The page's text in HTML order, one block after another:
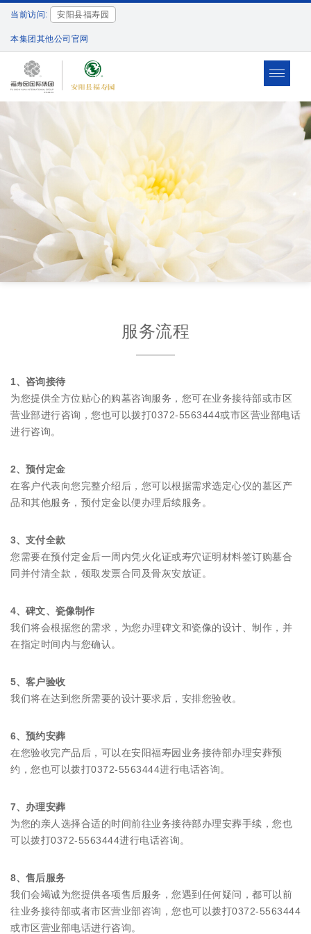
当前访问: 安阳县福寿园
本集团其他公司官网
Toggle
服务流程
1、咨询接待
为您提供全方位贴心的购墓咨询服务，您可在业务接待部或市区
营业部进行咨询，您也可以拨打0372-5563444或市区营业部电话
进行咨询。
2、预付定金
在客户代表向您完整介绍后，您可以根据需求选定心仪的墓区产
品和其他服务，预付定金以便办理后续服务。
3、支付全款
您需要在预付定金后一周内凭火化证或寿穴证明材料签订购墓合
同并付清全款，领取发票合同及骨灰安放证。
4、碑文、瓷像制作
我们将会根据您的需求，为您办理碑文和瓷像的设计、制作，并
在指定时间内与您确认。
5、客户验收
我们将在达到您所需要的设计要求后，安排您验收。
6、预约安葬
在您验收完产品后，可以在安阳福寿园业务接待部办理安葬预
约，您也可以拨打0372-5563444进行电话咨询。
7、办理安葬
为您的亲人选择合适的时间前往业务接待部办理安葬手续，您也
可以拨打0372-5563444进行电话咨询。
8、售后服务
我们会竭诚为您提供各项售后服务，您遇到任何疑问，都可以前
往业务接待部或者市区营业部咨询，您也可以拨打0372-5563444
或市区营业部电话进行咨询。